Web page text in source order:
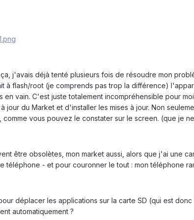
j'avais déjà tenté plusieurs fois de résoudre mon
à flash/root (je comprends pas trop la différence)
vain. C'est juste totalement incompréhensible pour
jour du Market et d'installer les mises à jour. Non
vous pouvez le constater sur le screen. (que je
être obsolètes, mon market aussi, alors que j'ai une
téléphone - et pour couronner le tout : mon téléphone
déplacer les applications sur la carte SD (qui est
automatiquement ?